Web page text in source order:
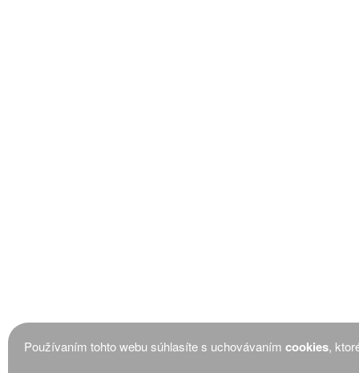
Používaním tohto webu súhlasíte s uchovávaním cookies,